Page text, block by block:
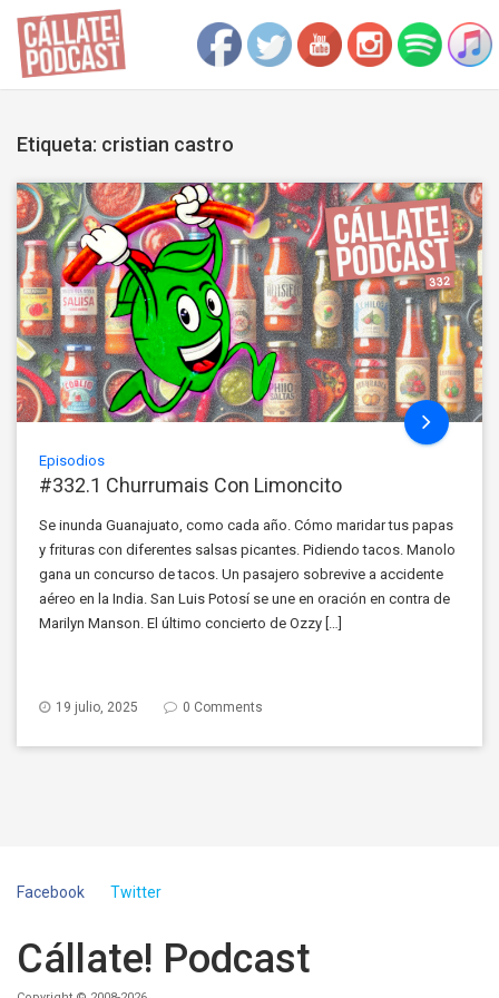
Etiqueta: cristian castro
Episodios
#332.1 Churrumais Con Limoncito
Se inunda Guanajuato, como cada año. Cómo maridar tus papas
y frituras con diferentes salsas picantes. Pidiendo tacos. Manolo
gana un concurso de tacos. Un pasajero sobrevive a accidente
aéreo en la India. San Luis Potosí se une en oración en contra de
Marilyn Manson. El último concierto de Ozzy […]
19 julio, 2025 0 Comments
Facebook Twitter
Cállate! Podcast